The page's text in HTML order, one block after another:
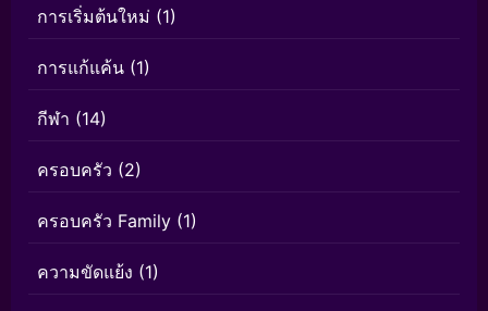
การเริ่มต้นใหม่ (1)
การแก้แค้น (1)
กีฬา (14)
ครอบครัว (2)
ครอบครัว Family (1)
ความขัดแย้ง (1)